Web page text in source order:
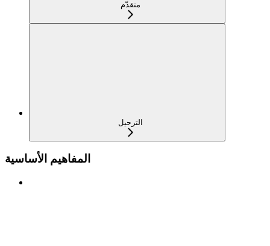
متقدّم
الترحيل
المفاهيم الأساسية